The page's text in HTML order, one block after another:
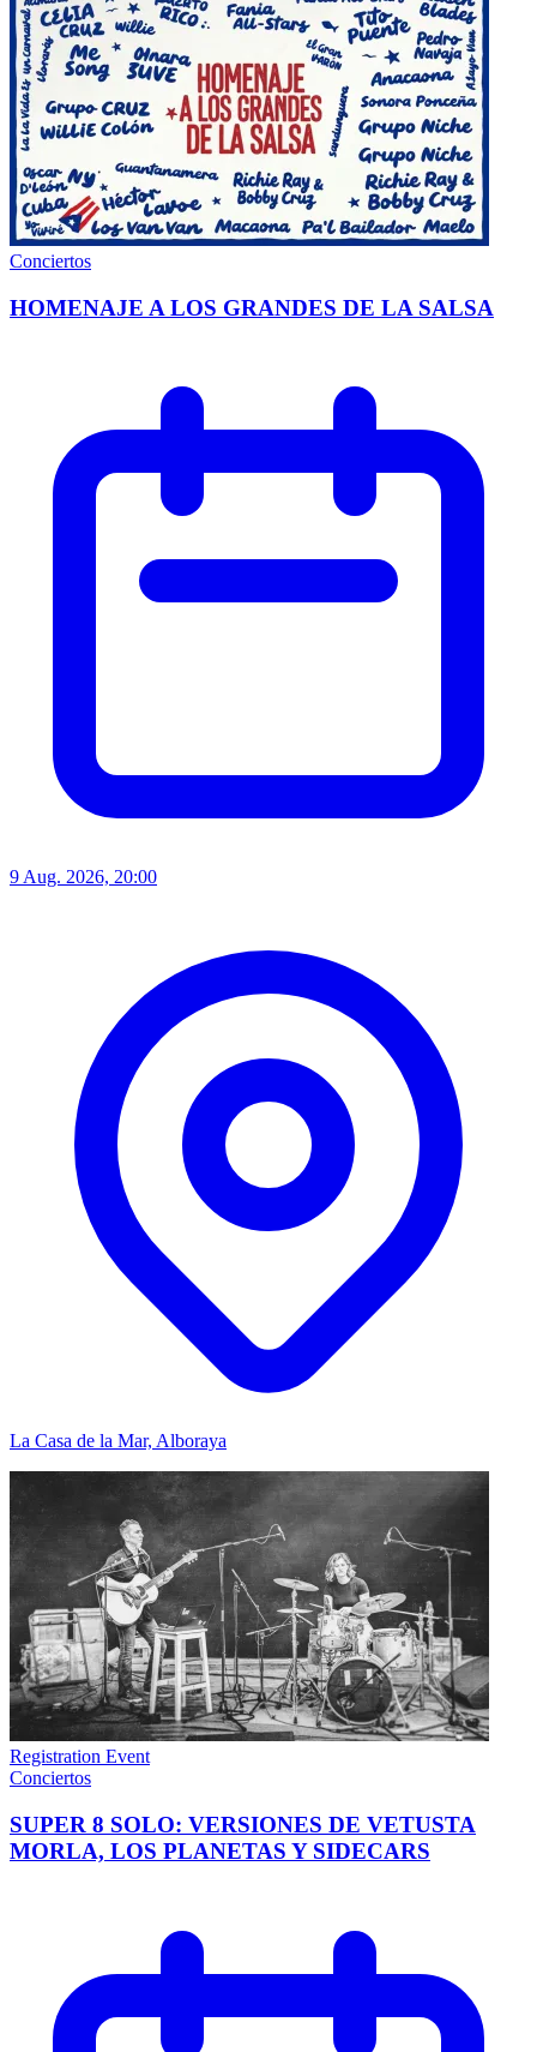
Conciertos
HOMENAJE A LOS GRANDES DE LA SALSA
9 Aug. 2026, 20:00
La Casa de la Mar, Alboraya
Registration Event
Conciertos
SUPER 8 SOLO: VERSIONES DE VETUSTA
MORLA, LOS PLANETAS Y SIDECARS